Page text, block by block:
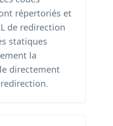
répertoriés et
de redirection
statiques
la
directement